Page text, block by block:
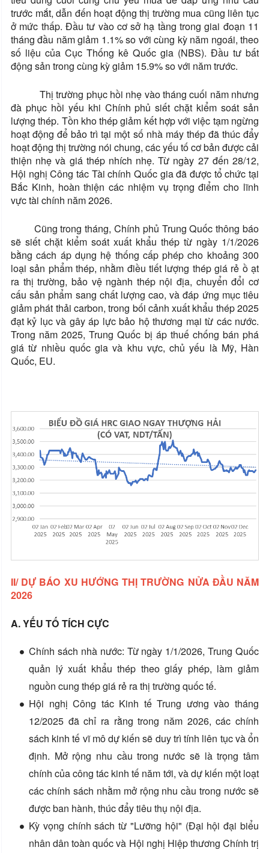
trước mắt, dẫn đến hoạt động thị trường mua cũng liên tục
ở mức thấp. Đầu tư vào cơ sở hạ tầng trong giai đoạn 11
tháng đầu năm giảm 1.1% so với cùng kỳ năm ngoái, theo
số liệu của Cục Thống kê Quốc gia (NBS). Đầu tư bất
động sản trong cùng kỳ giảm 15.9% so với năm trước.
Thị trường phục hồi nhẹ vào tháng cuối năm nhưng
đà phục hồi yếu khi Chính phủ siết chặt kiểm soát sản
lượng thép. Tồn kho thép giảm kết hợp với việc tạm ngừng
hoạt động để bảo trì tại một số nhà máy thép đã thúc đẩy
hoạt động thị trường nói chung, các yếu tố cơ bản được cải
thiện nhẹ và giá thép nhích nhẹ. Từ ngày 27 đến 28/12,
Hội nghị Công tác Tài chính Quốc gia đã được tổ chức tại
Bắc Kinh, hoàn thiện các nhiệm vụ trọng điểm cho lĩnh
vực tài chính năm 2026.
Cũng trong tháng, Chính phủ Trung Quốc thông báo
sẽ siết chặt kiểm soát xuất khẩu thép từ ngày 1/1/2026
bằng cách áp dụng hệ thống cấp phép cho khoảng 300
loại sản phẩm thép, nhằm điều tiết lượng thép giá rẻ ồ ạt
ra thị trường, bảo vệ ngành thép nội địa, chuyển đổi cơ
cấu sản phẩm sang chất lượng cao, và đáp ứng mục tiêu
giảm phát thải carbon, trong bối cảnh xuất khẩu thép 2025
đạt kỷ lục và gây áp lực bảo hộ thương mại từ các nước.
Trong năm 2025, Trung Quốc bị áp thuế chống bán phá
giá từ nhiều quốc gia và khu vực, chủ yếu là Mỹ, Hàn
Quốc, EU.
II/ DỰ BÁO XU HƯỚNG THỊ TRƯỜNG NỬA ĐẦU NĂM
2026
A. YẾU TỐ TÍCH CỰC
Chính sách nhà nước: Từ ngày 1/1/2026, Trung Quốc
quản lý xuất khẩu thép theo giấy phép, làm giảm
nguồn cung thép giá rẻ ra thị trường quốc tế.
Hội nghị Công tác Kinh tế Trung ương vào tháng
12/2025 đã chỉ ra rằng trong năm 2026, các chính
sách kinh tế vĩ mô dự kiến sẽ duy trì tính liên tục và ổn
định. Mở rộng nhu cầu trong nước sẽ là trọng tâm
chính của công tác kinh tế năm tới, và dự kiến một loạt
các chính sách nhằm mở rộng nhu cầu trong nước sẽ
được ban hành, thúc đẩy tiêu thụ nội địa.
Kỳ vọng chính sách từ "Lưỡng hội" (Đại hội đại biểu
nhân dân toàn quốc và Hội nghị Hiệp thương Chính trị